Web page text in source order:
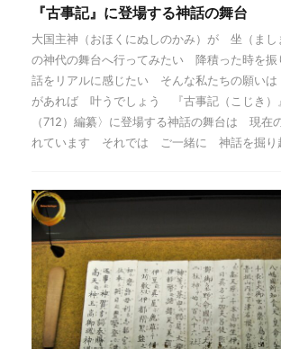
『古事記』に登場する神話の舞台
大国主神（おほくにぬしのかみ）が 坐（ま
の神代の舞台へ行ってみたい 降積った時を
話をリアルに感じたい そんな私たちの願い
があれば 叶うでしょう 『古事記（こじき）
（712）編纂〉に登場する神話の舞台は 現在
れています それでは ご一緒に 神話を掘り